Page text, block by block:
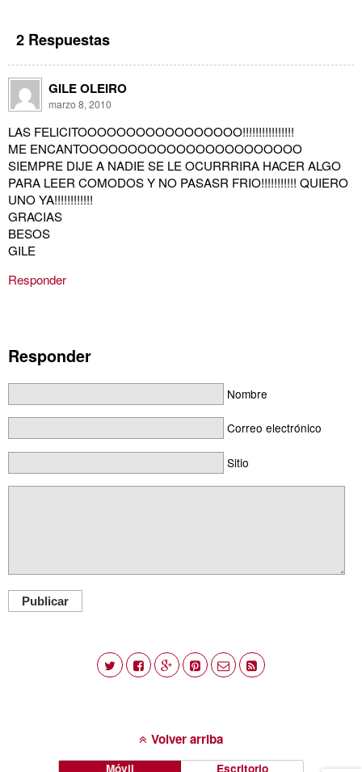
2 Respuestas
GILE OLEIRO
marzo 8, 2010
LAS FELICITOOOOOOOOOOOOOOOOO!!!!!!!!!!!!!!!!
ME ENCANTOOOOOOOOOOOOOOOOOOOOOOO
SIEMPRE DIJE A NADIE SE LE OCURRRIRA HACER ALGO
PARA LEER COMODOS Y NO PASASR FRIO!!!!!!!!!!! QUIERO
UNO YA!!!!!!!!!!!!
GRACIAS
BESOS
GILE
Responder
Responder
Nombre
Correo electrónico
Sitio
Publicar
Volver arriba
Móvil Escritorio